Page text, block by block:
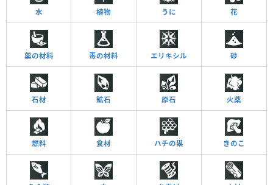
水 植物 うに 花
薬の材料 毒の材料 エリキシル 砂
石材 鉱石 原石 火薬
燃料 食材 ハチの巣 きのこ